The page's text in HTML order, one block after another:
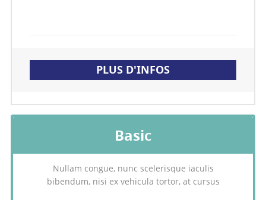
PLUS D'INFOS
Basic
Nullam congue, nunc scelerisque iaculis
bibendum, nisi ex vehicula tortor, at cursus